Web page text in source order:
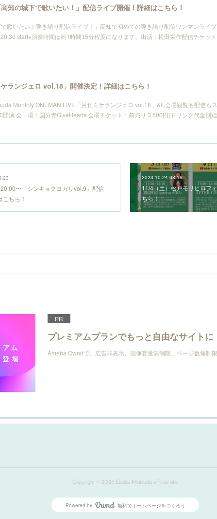
知の城下で歌いたい！」配信ライブ開催！詳細はこちら！
歌いたい！弾き語り配信ライブ！」高知で初めての弾き語り配信ワンマンライ
start※演奏時間は約1時間15分程度になります。出演：松田栄作配信チケッ
ランジェロ vol.18」開催決定！詳細はこちら！
Monthly ONEMAN LIVE「月刊ミケランジェロ vol.18」&lt;会場観覧も配信も
開演 会 場：国分寺GiveHearts 会場チケット：前売り 3,500円(ドリンク代金別
〜「シンキョクヨガリvol.9」配信
ちら！
2023.10.24 08:16
11/4（土）松戸モリヒロフ
ちら！
PR
プレミアムプランでもっと自由なサイトに
Ameba Owndで、広告非表示、画像容量無制限、ページ数無制
Copyright © 2026 Eisaku Matsuda official site.
Powered by AmebaOwnd
無料でホームページをつくろう